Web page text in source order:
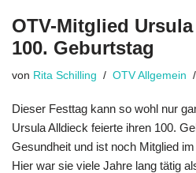
OTV-Mitglied
100. Geburtstag
von Rita Schilling OTV Allgemein
Dieser Festtag kann so wohl nur
Ursula Alldieck feierte ihren 100.
Gesundheit und ist noch Mitglied
Hier war sie viele Jahre lang tätig